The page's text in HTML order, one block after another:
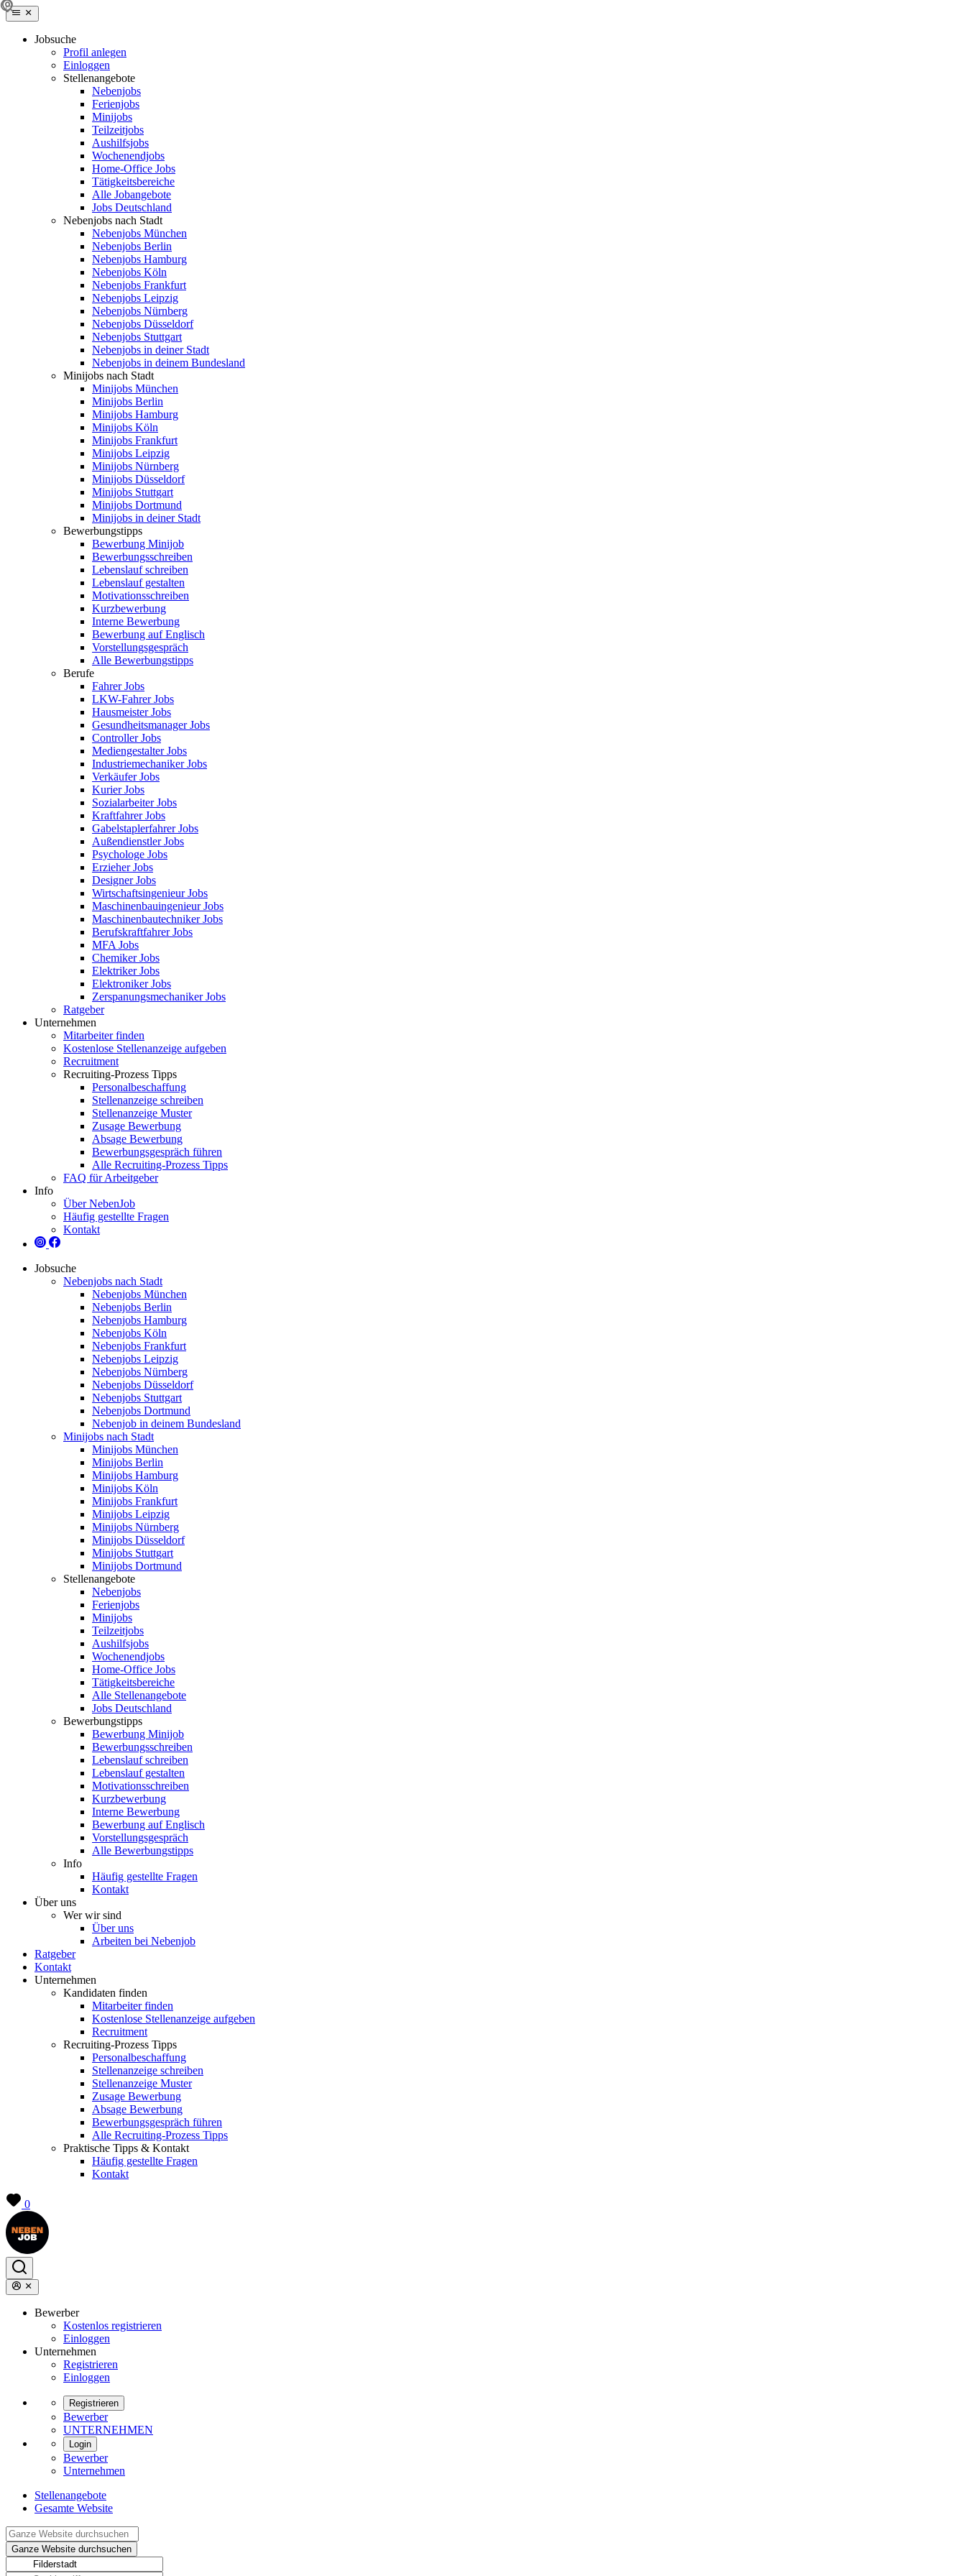
Jobsuche
Profil anlegen
Einloggen
Stellenangebote
Nebenjobs
Ferienjobs
Minijobs
Teilzeitjobs
Aushilfsjobs
Wochenendjobs
Home-Office Jobs
Tätigkeitsbereiche
Alle Jobangebote
Jobs Deutschland
Nebenjobs nach Stadt
Nebenjobs München
Nebenjobs Berlin
Nebenjobs Hamburg
Nebenjobs Köln
Nebenjobs Frankfurt
Nebenjobs Leipzig
Nebenjobs Nürnberg
Nebenjobs Düsseldorf
Nebenjobs Stuttgart
Nebenjobs in deiner Stadt
Nebenjobs in deinem Bundesland
Minijobs nach Stadt
Minijobs München
Minijobs Berlin
Minijobs Hamburg
Minijobs Köln
Minijobs Frankfurt
Minijobs Leipzig
Minijobs Nürnberg
Minijobs Düsseldorf
Minijobs Stuttgart
Minijobs Dortmund
Minijobs in deiner Stadt
Bewerbungstipps
Bewerbung Minijob
Bewerbungsschreiben
Lebenslauf schreiben
Lebenslauf gestalten
Motivationsschreiben
Kurzbewerbung
Interne Bewerbung
Bewerbung auf Englisch
Vorstellungsgespräch
Alle Bewerbungstipps
Berufe
Fahrer Jobs
LKW-Fahrer Jobs
Hausmeister Jobs
Gesundheitsmanager Jobs
Controller Jobs
Mediengestalter Jobs
Industriemechaniker Jobs
Verkäufer Jobs
Kurier Jobs
Sozialarbeiter Jobs
Kraftfahrer Jobs
Gabelstaplerfahrer Jobs
Außendienstler Jobs
Psychologe Jobs
Erzieher Jobs
Designer Jobs
Wirtschaftsingenieur Jobs
Maschinenbauingenieur Jobs
Maschinenbautechniker Jobs
Berufskraftfahrer Jobs
MFA Jobs
Chemiker Jobs
Elektriker Jobs
Elektroniker Jobs
Zerspanungsmechaniker Jobs
Ratgeber
Unternehmen
Mitarbeiter finden
Kostenlose Stellenanzeige aufgeben
Recruitment
Recruiting-Prozess Tipps
Personalbeschaffung
Stellenanzeige schreiben
Stellenanzeige Muster
Zusage Bewerbung
Absage Bewerbung
Bewerbungsgespräch führen
Alle Recruiting-Prozess Tipps
FAQ für Arbeitgeber
Info
Über NebenJob
Häufig gestellte Fragen
Kontakt
Jobsuche
Nebenjobs nach Stadt
Nebenjobs München
Nebenjobs Berlin
Nebenjobs Hamburg
Nebenjobs Köln
Nebenjobs Frankfurt
Nebenjobs Leipzig
Nebenjobs Nürnberg
Nebenjobs Düsseldorf
Nebenjobs Stuttgart
Nebenjobs Dortmund
Nebenjob in deinem Bundesland
Minijobs nach Stadt
Minijobs München
Minijobs Berlin
Minijobs Hamburg
Minijobs Köln
Minijobs Frankfurt
Minijobs Leipzig
Minijobs Nürnberg
Minijobs Düsseldorf
Minijobs Stuttgart
Minijobs Dortmund
Stellenangebote
Nebenjobs
Ferienjobs
Minijobs
Teilzeitjobs
Aushilfsjobs
Wochenendjobs
Home-Office Jobs
Tätigkeitsbereiche
Alle Stellenangebote
Jobs Deutschland
Bewerbungstipps
Bewerbung Minijob
Bewerbungsschreiben
Lebenslauf schreiben
Lebenslauf gestalten
Motivationsschreiben
Kurzbewerbung
Interne Bewerbung
Bewerbung auf Englisch
Vorstellungsgespräch
Alle Bewerbungstipps
Info
Häufig gestellte Fragen
Kontakt
Über uns
Wer wir sind
Über uns
Arbeiten bei Nebenjob
Ratgeber
Kontakt
Unternehmen
Kandidaten finden
Mitarbeiter finden
Kostenlose Stellenanzeige aufgeben
Recruitment
Recruiting-Prozess Tipps
Personalbeschaffung
Stellenanzeige schreiben
Stellenanzeige Muster
Zusage Bewerbung
Absage Bewerbung
Bewerbungsgespräch führen
Alle Recruiting-Prozess Tipps
Praktische Tipps & Kontakt
Häufig gestellte Fragen
Kontakt
0
Bewerber
Kostenlos registrieren
Einloggen
Unternehmen
Registrieren
Einloggen
Registrieren
Bewerber
UNTERNEHMEN
Login
Bewerber
Unternehmen
Stellenangebote
Gesamte Website